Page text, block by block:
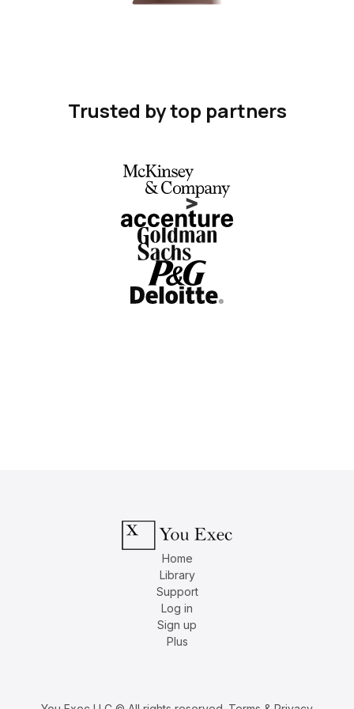
Trusted by top partners
Home
Library
Support
Log in
Sign up
Plus